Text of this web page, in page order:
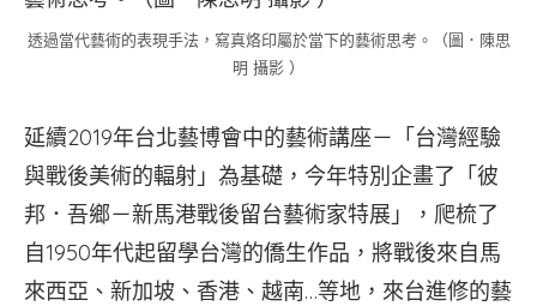
透過當代藝術的表現手法，寫真烙印屬於當下的藝術思考。（圖．陳思
明 攝影 ）
延續2019年台北藝博會中的藝術講座－「台灣經驗
與戰後美術的輻射」為基礎，今年特別企畫了「彼
邦．吾鄉－新馬港戰後留台藝術家特展」，爬梳了
自1950年代起留學台灣的僑生作品，將戰後來自馬
來西亞、新加坡、香港、越南…等地，來台進修的藝